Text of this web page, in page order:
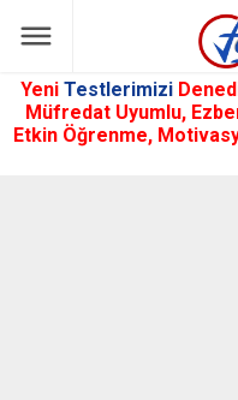
Yeni Testlerimizi
Müfredat Uyumlu,
Etkin Öğrenme,